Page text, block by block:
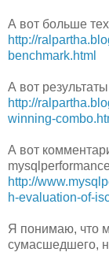
А вот больше
http://
benchmark.html
А вот
http://
winning-
А вот
http://
h-evaluation-of-
Я понимаю, что
сумасшедшего,